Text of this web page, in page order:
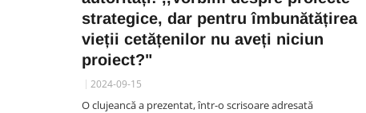
strategice, dar pentru îmbunătățirea
vieții cetățenilor nu aveți niciun
proiect?"
2024-09-15
O clujeancă a prezentat, într-o scrisoare adresată